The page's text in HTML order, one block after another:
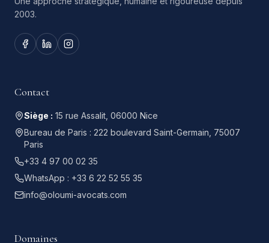
2003.
Contact
Siège : 15 rue Assalit, 06000 Nice
Bureau de Paris : 222 boulevard Saint-Germain, 75007
Paris
+33 4 97 00 02 35
WhatsApp : +33 6 22 52 55 35
info@oloumi-avocats.com
Domaines